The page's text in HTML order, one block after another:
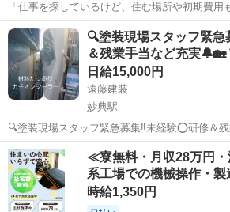
「仕事を探しているけど、住む場所や初期費
から新しい生活を始めたい方を応援します！ お任せするのは、キャン
プ用品やアウトドアギアの製造・検査。 工場
とに仕事を覚えていける...
千葉 松戸市 工場 スタッフ
🔍塗装現場スタッフ緊
日給15,000円
遠藤建装
妙典駅
🔍塗装現場スタッフ緊急募集‼️未経験⭕研修＆
市川の住まいの塗装店、遠藤建装です👷🧑‍🔧 本求人では、お客様から
依頼を受けた現場で働く 塗装職人さん(未経験
☺️...
千葉 市川市 妙典駅 軽作業
≪寮無料・月収28万円
系工場での機械操作・
時給1,350円